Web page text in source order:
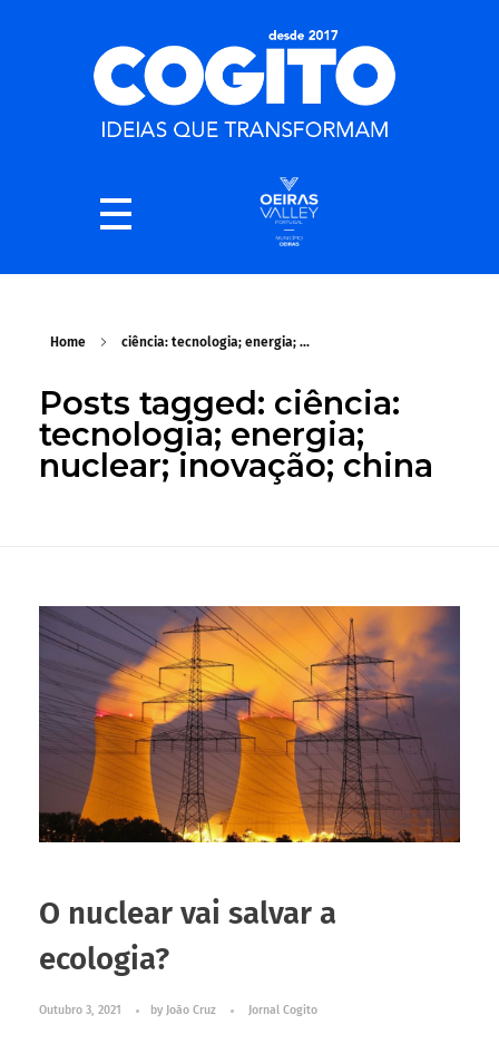
Home ciência: tecnologia; energia; ...
Posts tagged: ciência:
tecnologia; energia;
nuclear; inovação; china
O nuclear vai salvar a
ecologia?
Outubro 3, 2021 by João Cruz Jornal Cogito